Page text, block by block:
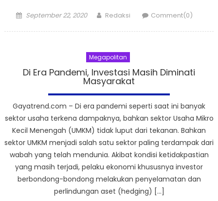
Posted
September 22, 2020 Author
Redaksi Comment(0)
Megapolitan
Di Era Pandemi, Investasi Masih Diminati
Masyarakat
Gayatrend.com – Di era pandemi seperti saat ini banyak
sektor usaha terkena dampaknya, bahkan sektor Usaha Mikro
Kecil Menengah (UMKM) tidak luput dari tekanan. Bahkan
sektor UMKM menjadi salah satu sektor paling terdampak dari
wabah yang telah mendunia. Akibat kondisi ketidakpastian
yang masih terjadi, pelaku ekonomi khususnya investor
berbondong-bondong melakukan penyelamatan dan
perlindungan aset (hedging) […]